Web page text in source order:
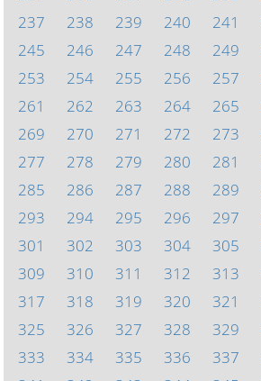
237
238 239 240 241
245
246 247 248 249
253
254 255 256 257
261
262 263 264 265
269
270 271 272 273
277
278 279 280 281
285
286 287 288 289
293
294 295 296 297
301
302 303 304 305
309
310 311 312 313
317
318 319 320 321
325
326 327 328 329
333
334 335 336 337